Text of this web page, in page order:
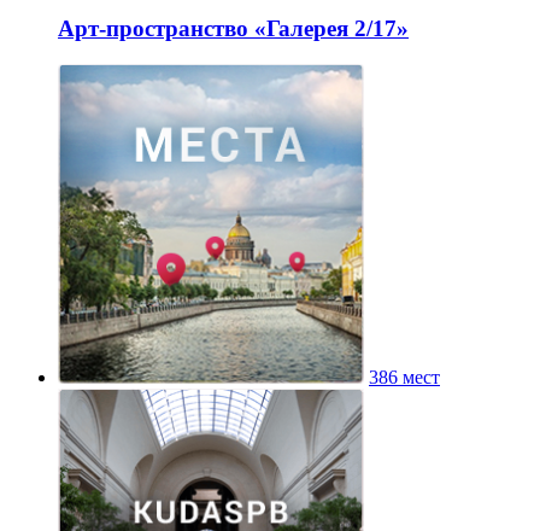
Арт-пространство «Галерея 2/17»
386 мест